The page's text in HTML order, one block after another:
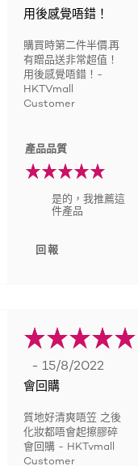
用後感覺唔錯！
購買時第二件半價.再
有贈品送非常超值！
用後感覺唔錯！-
HKTVmall
Customer
產品品質
是的，我推薦這
件產品
回報
- 15/8/2022
會回購
質地好清爽唔笠 之後
化妝都唔會起擦膠碎
會回購 - HKTvmall
Customer